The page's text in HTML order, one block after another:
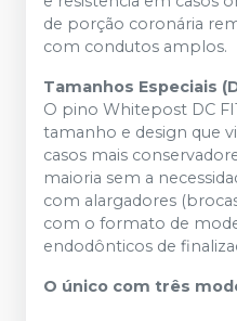
de porção coronária
com condutos amplos.
Tamanhos Especiais
O pino Whitepost DC
tamanho e design que
casos mais
maioria sem a
com alargadores
com o formato de
endodônticos de
O único com três